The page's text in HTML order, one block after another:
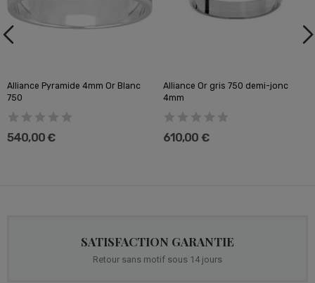
Alliance Pyramide 4mm Or Blanc
750
540,00 €
Alliance Or gris 750 demi-jonc
4mm
610,00 €
SATISFACTION GARANTIE
Retour sans motif sous 14 jours